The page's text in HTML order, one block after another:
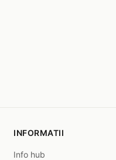
INFORMATII
Info hub